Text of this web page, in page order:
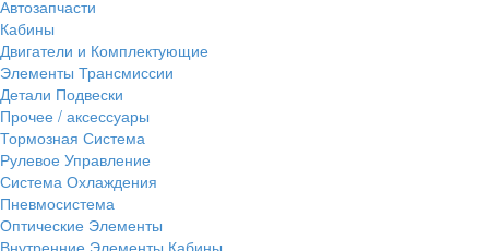
Автозапчасти
Кабины
Двигатели и Комплектующие
Элементы Трансмиссии
Детали Подвески
Прочее / аксессуары
Тормозная Система
Рулевое Управление
Система Охлаждения
Пневмосистема
Оптические Элементы
Внутренние Элементы Кабины